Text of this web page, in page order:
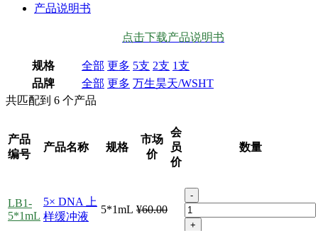
产品说明书
点击下载产品说明书
规格 全部 更多 5支 2支 1支
品牌
全部 更多 万生昊天/WSHT
共匹配到 6 个产品
产品
编号
产品名称 规格
市场
价
会
员
价
数量
LB1-
5*1mL
5× DNA 上
样缓冲液
5*1mL ¥60.00
-
+